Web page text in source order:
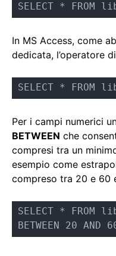
SELECT * FROM
In MS Access, come
dedicata, l’operatore
SELECT * FROM
Per i campi numerici
BETWEEN che
compresi tra un
esempio come
compreso tra 20 e 60
SELECT * FROM
BETWEEN 20 AND